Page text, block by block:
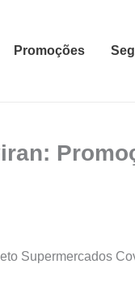
Promoções
Supermercados